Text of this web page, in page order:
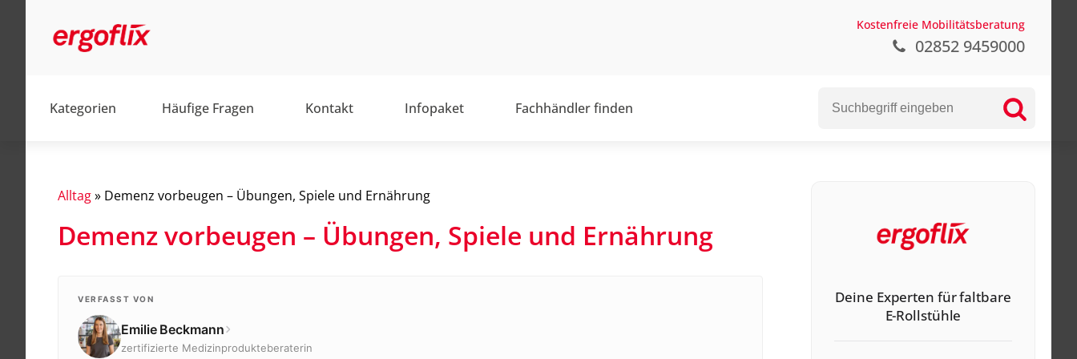
Kostenfreie Mobilitätsberatung
02852 9459000
Kategorien Häufige Fragen Kontakt Infopaket Fachhändler finden
Alltag
Elektromobile
Elektrorollstühle
Alltag» Demenz vorbeugen – Übungen, Spiele und Ernährung
Demenz vorbeugen – Übungen, Spiele und Ernährung
VERFASST VON
Emilie Beckmann
zertifizierte Medizinprodukteberaterin
Deine Experten für faltbare
E-Rollstühle